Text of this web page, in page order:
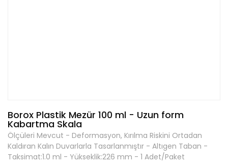
Borox Plastik Mezür 100 ml - Uzun form
Kabartma Skala
Ölçüleri Mevcut - Deformasyon, Kırılma Riskini Ortadan
Kaldıran Kalın Duvarlarla Tasarlanmıştır - Altıgen Taban -
Taksimat:1.0 ml - Yükseklik:226 mm - 1 Adet/Paket